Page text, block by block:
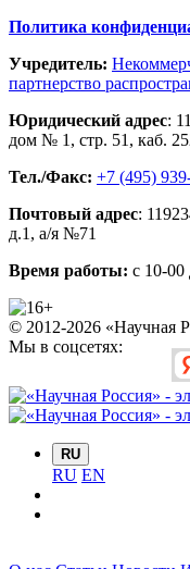
Политика
Учредитель:
партнерство
Юридический адрес:
дом № 1, стр. 51 , каб.
Тел./Факс: +7 (495)
Почтовый адрес:
д.1 , а/я №71
Время работы: с 10-00
© 2012-2026 «Научная
Мы в соцсетях:
RU
RU EN